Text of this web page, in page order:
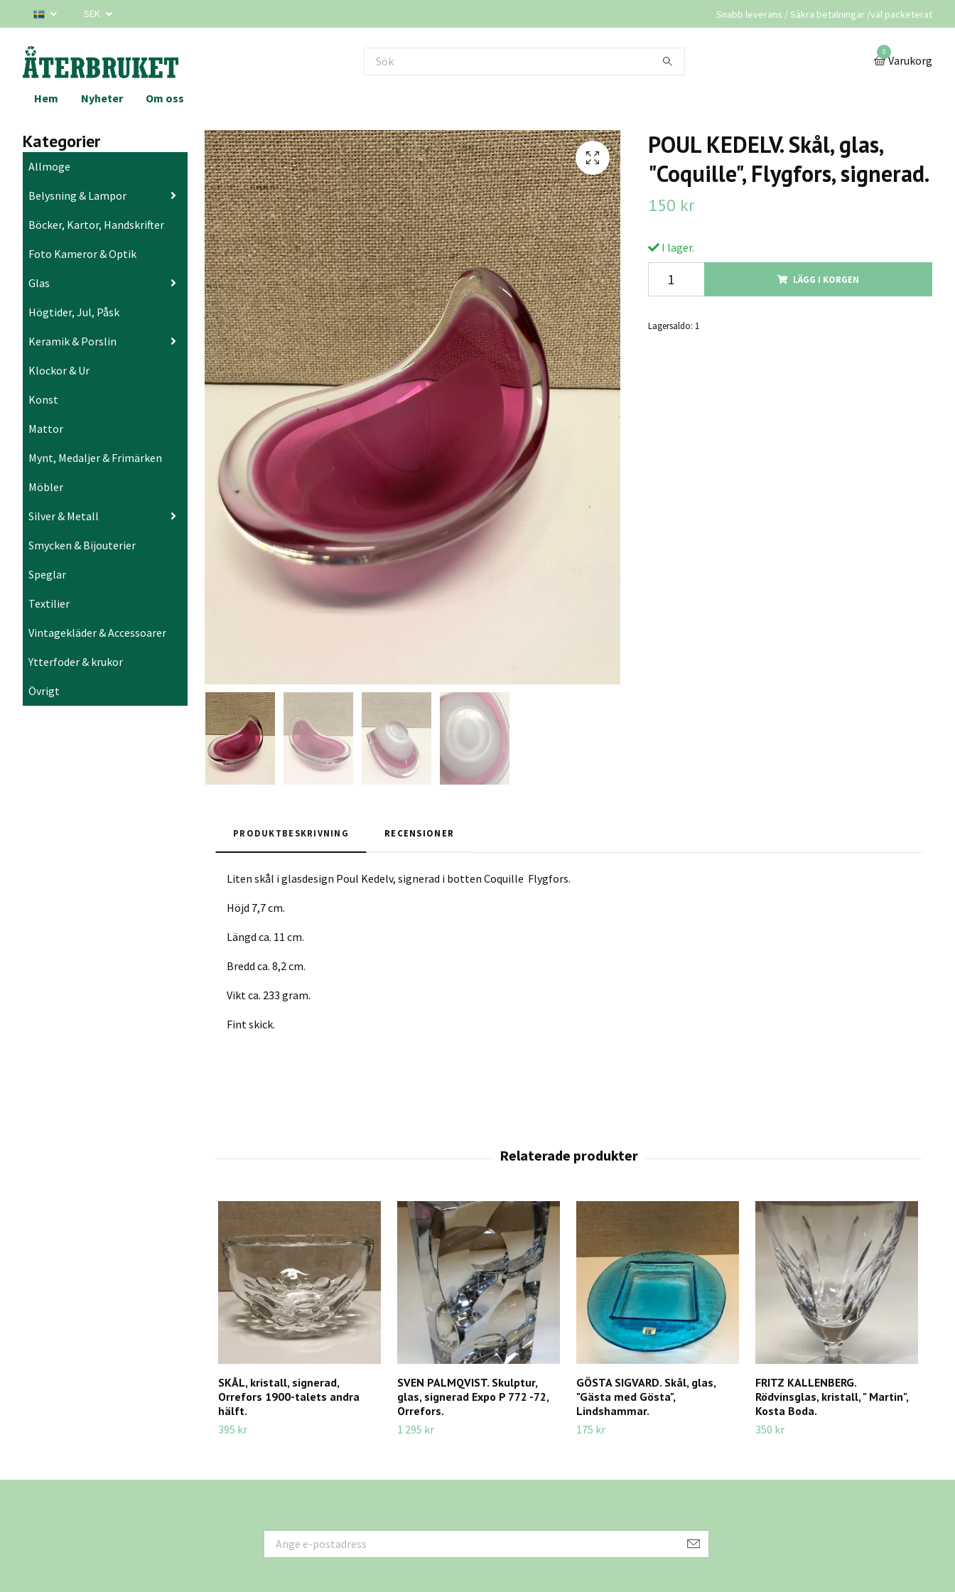
SEK Snabb leverans / Säkra betalningar /väl packeterat
0
Varukorg
Hem Nyheter Om oss
Kategorier
Allmoge
Belysning & Lampor
Böcker, Kartor, Handskrifter
Foto Kameror & Optik
Glas
Högtider, Jul, Påsk
Keramik & Porslin
Klockor & Ur
Konst
Mattor
Mynt, Medaljer & Frimärken
Möbler
Silver & Metall
Smycken & Bijouterier
Speglar
Textilier
Vintagekläder & Accessoarer
Ytterfoder & krukor
Övrigt
POUL KEDELV. Skål, glas,
"Coquille", Flygfors, signerad.
150 kr
I lager.
LÄGG I KORGEN
Lagersaldo: 1
PRODUKTBESKRIVNING RECENSIONER
Liten skål i glasdesign Poul Kedelv, signerad i botten Coquille Flygfors.
Höjd 7,7 cm.
Längd ca. 11 cm.
Bredd ca. 8,2 cm.
Vikt ca. 233 gram.
Fint skick.
SKÅL, kristall, signerad,
Orrefors 1900-talets andra
hälft.
395 kr
SVEN PALMQVIST. Skulptur,
glas, signerad Expo P 772 -72,
Orrefors.
1 295 kr
GÖSTA SIGVARD. Skål, glas,
"Gästa med Gösta",
Lindshammar.
175 kr
FRITZ KALLENBERG.
Rödvinsglas, kristall, " Martin",
Kosta Boda.
350 kr